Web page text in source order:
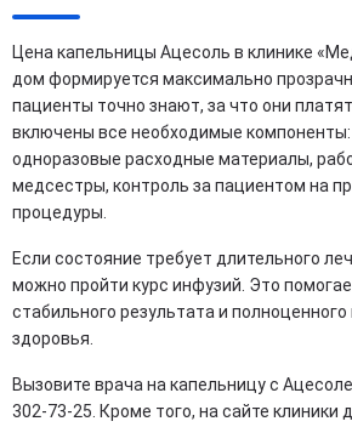
Цена капельницы Ацесоль в клинике
дом формируется максимально
пациенты точно знают, за что они
включены все необходимые
одноразовые расходные материалы,
медсестры, контроль за пациентом на
процедуры.
Если состояние требует длительного
можно пройти курс инфузий. Это
стабильного результата и
здоровья.
Вызовите врача на капельницу с
302-73-25. Кроме того, на сайте клиники